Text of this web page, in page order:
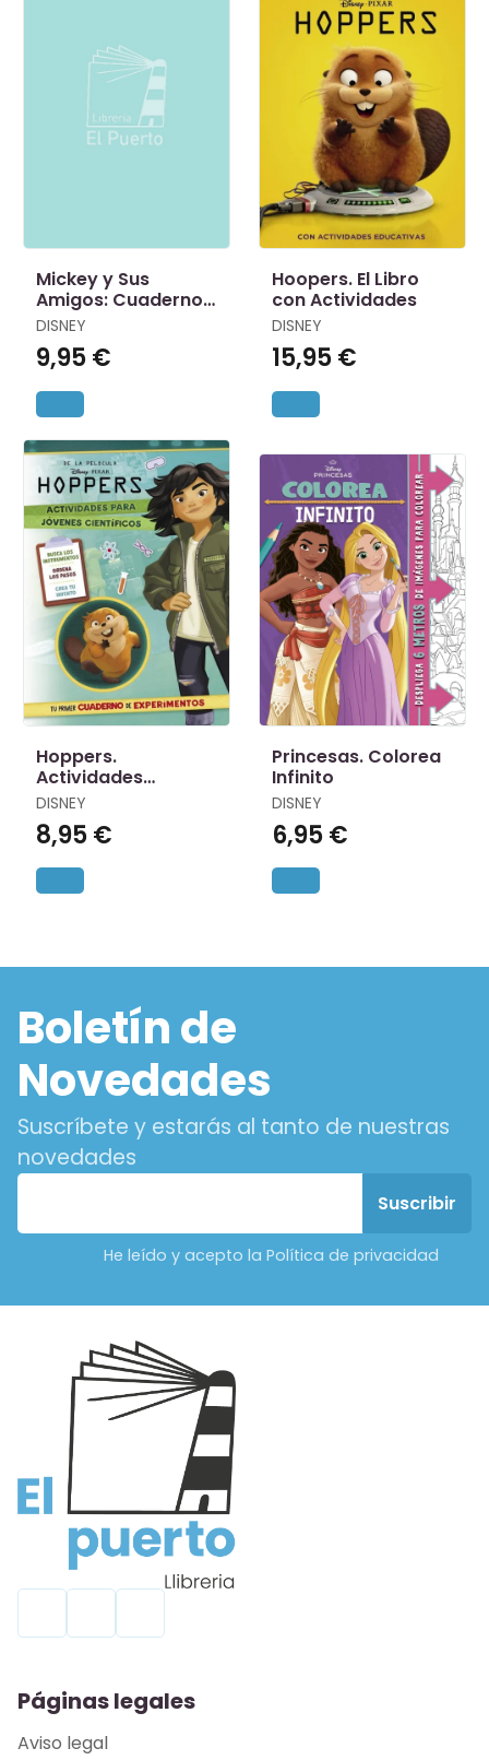
Mickey y Sus
Amigos: Cuaderno
de Vacacciones
DISNEY
9,95 €
Hoopers. El Libro
con Actividades
DISNEY
15,95 €
Hoppers.
Actividades
Cientificos
DISNEY
8,95 €
Princesas. Colorea
Infinito
DISNEY
6,95 €
Boletín de
Novedades
Suscríbete y estarás al tanto de nuestras
novedades
He leído y acepto la Política de privacidad
Páginas legales
Aviso legal